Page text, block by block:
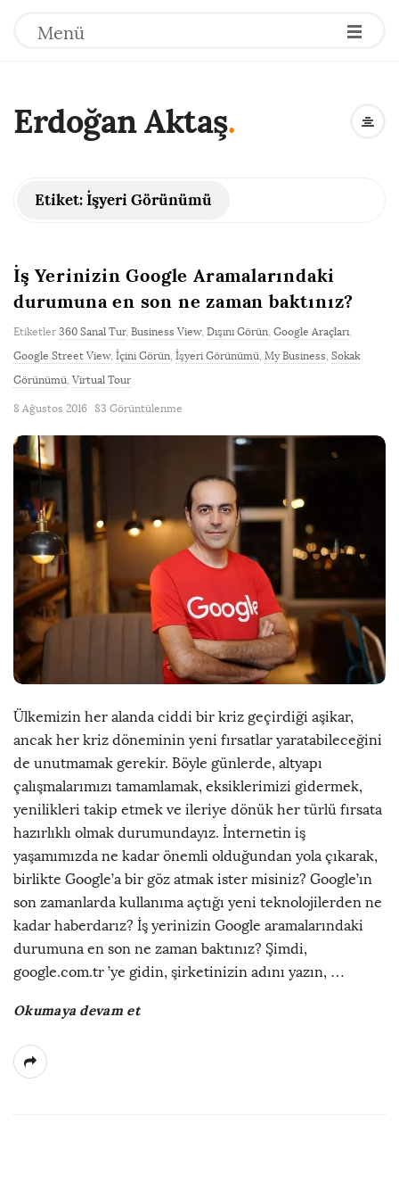
Menü
Erdoğan Aktaş.
Etiket:İşyeri Görünümü
İş Yerinizin Google Aramalarındaki
durumuna en son ne zaman baktınız?
Etiketler 360 Sanal Tur, Business View, Dışını Görün, Google Araçları,
Google Street View, İçini Görün, İşyeri Görünümü, My Business, Sokak
Görünümü, Virtual Tour
8 Ağustos 2016 83 Görüntülenme
Ülkemizin her alanda ciddi bir kriz geçirdiği aşikar,
ancak her kriz döneminin yeni fırsatlar yaratabileceğini
de unutmamak gerekir. Böyle günlerde, altyapı
çalışmalarımızı tamamlamak, eksiklerimizi gidermek,
yenilikleri takip etmek ve ileriye dönük her türlü fırsata
hazırlıklı olmak durumundayız. İnternetin iş
yaşamımızda ne kadar önemli olduğundan yola çıkarak,
birlikte Google’a bir göz atmak ister misiniz? Google’ın
son zamanlarda kullanıma açtığı yeni teknolojilerden ne
kadar haberdarız? İş yerinizin Google aramalarındaki
durumuna en son ne zaman baktınız? Şimdi,
google.com.tr ’ye gidin, şirketinizin adını yazın, …
Okumaya devam et